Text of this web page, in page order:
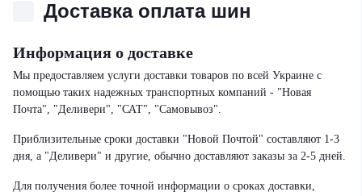
Доставка оплата шин
Информация о доставке
Мы предоставляем услуги доставки товаров по всей Украине с
помощью таких надежных транспортных компаний - "Новая
Почта", "Деливери", "САТ", "Самовывоз".
Приблизительные сроки доставки "Новой Почтой" составляют 1-3
дня, а "Деливери" и другие, обычно доставляют заказы за 2-5 дней.
Для получения более точной информации о сроках доставки,